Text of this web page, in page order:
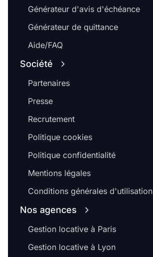
Générateur d'avis d'échéance
Générateur de quittance
Aide/FAQ
Société
Partenaires
Presse
Recrutement
Politique cookies
Politique confidentialité
Mentions légales
Conditions générales d'utilisation
Nos agences
Gestion locative à Paris
Gestion locative à Lyon